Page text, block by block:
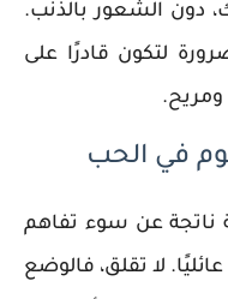
الشعور بالذنب.
لتكون قادرًا على
ومريح.
في الحب
ناتجة عن سوء تفاهم
لا تقلق، فالوضع